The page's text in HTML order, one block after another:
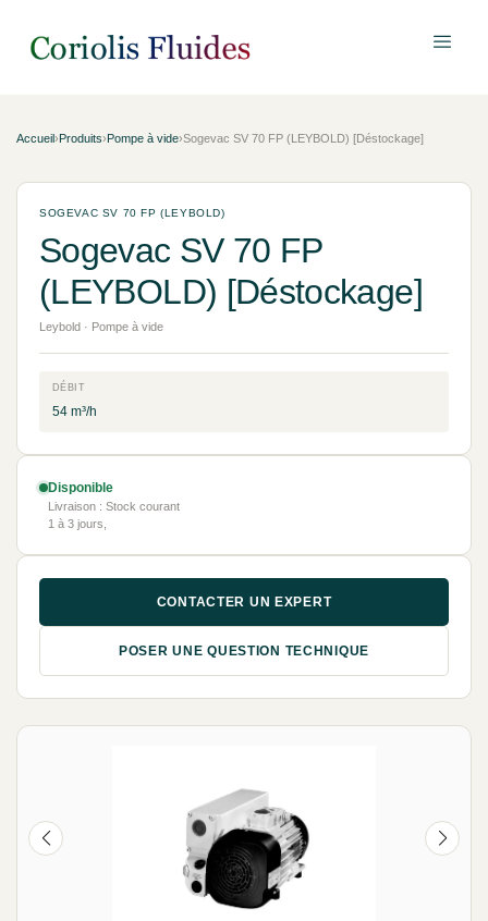
Accueil›Produits›Pompe à vide›Sogevac SV 70 FP (LEYBOLD) [Déstockage]
SOGEVAC SV 70 FP (LEYBOLD)
Sogevac SV 70 FP
(LEYBOLD) [Déstockage]
Leybold · Pompe à vide
DÉBIT
54 m³/h
Disponible
Livraison : Stock courant
1 à 3 jours,
CONTACTER UN EXPERT
POSER UNE QUESTION TECHNIQUE